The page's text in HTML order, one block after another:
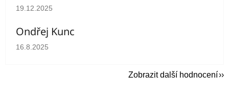
Hodnocení obchodu je 5 z 5 hvězdiček.
19.12.2025
Ondřej Kunc
Hodnocení obchodu je 5 z 5 hvězdiček.
16.8.2025
Zobrazit další hodnocení